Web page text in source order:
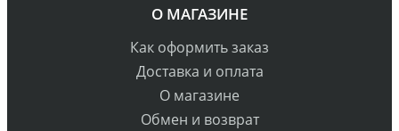
О МАГАЗИНЕ
Как оформить заказ
Доставка и оплата
О магазине
Обмен и возврат